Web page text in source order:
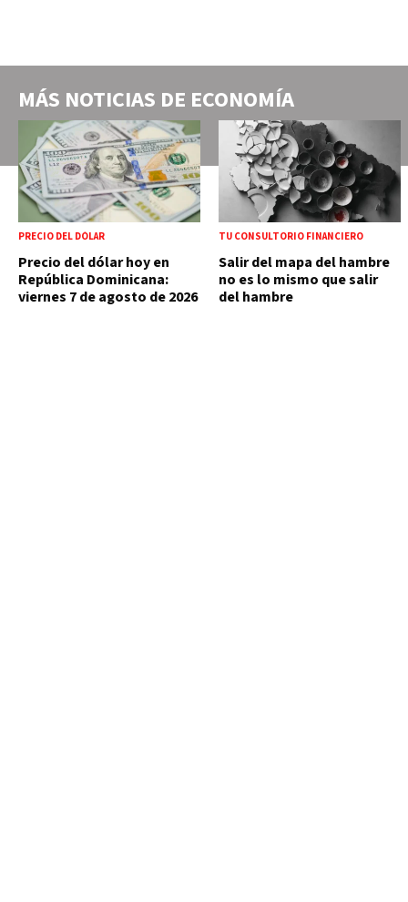
MÁS NOTICIAS DE ECONOMÍA
PRECIO DEL DÓLAR
Precio del dólar hoy en
República Dominicana:
viernes 7 de agosto de 2026
TU CONSULTORIO FINANCIERO
Salir del mapa del hambre
no es lo mismo que salir
del hambre